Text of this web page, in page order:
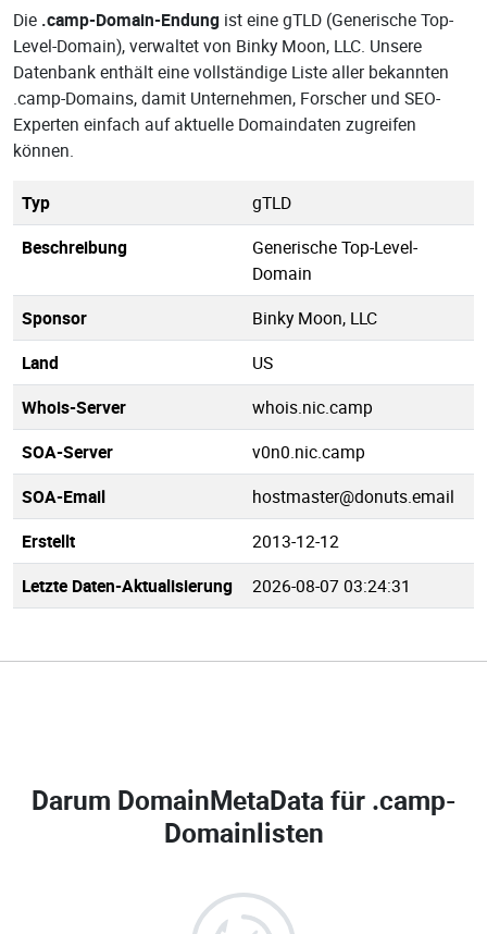
Die .camp-Domain-Endung ist eine gTLD (Generische Top-
Level-Domain), verwaltet von Binky Moon, LLC. Unsere
Datenbank enthält eine vollständige Liste aller bekannten
.camp-Domains, damit Unternehmen, Forscher und SEO-
Experten einfach auf aktuelle Domaindaten zugreifen
können.
Typ
gTLD
Beschreibung
Generische Top-Level-
Domain
Sponsor
Binky Moon, LLC
Land
US
Whois-Server
whois.nic.camp
SOA-Server
v0n0.nic.camp
SOA-Email
hostmaster@donuts.email
Erstellt
2013-12-12
Letzte Daten-Aktualisierung
2026-08-07 03:24:31
Darum DomainMetaData für .camp-
Domainlisten